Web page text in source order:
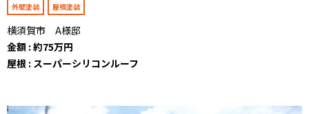
外壁塗装 屋根塗装
横須賀市 A様邸
金額 : 約75万円
屋根 : スーパーシリコンルーフ